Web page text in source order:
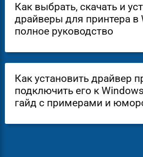
Как выбрать, скачать и
драйверы для принтера в
полное руководство
Как установить драйвер
подключить его к
гайд с примерами и